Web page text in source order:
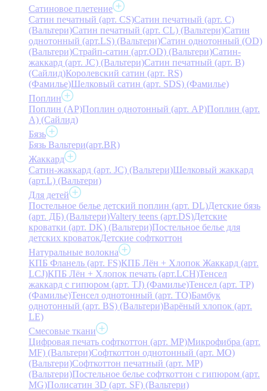
Сатиновое плетение
Сатин печатный (арт. СS)Сатин печатный (арт. С)
(Вальтери)Сатин печатный (арт. СL) (Вальтери)Сатин
однотонный (арт.LS) (Вальтери)Сатин однотонный (OD)
(Вальтери)Страйп-сатин (арт.OD) (Вальтери)Сатин-
жаккард (арт. JC) (Вальтери)Сатин печатный (арт. В)
(Сайлид)Королевский сатин (арт. RS)
(Фамилье)Шелковый сатин (арт. SDS) (Фамилье)
Поплин
Поплин (AP)Поплин однотонный (арт. AP)Поплин (арт.
А) (Сайлид)
Бязь
Бязь Вальтери(арт.BR)
Жаккард
Сатин-жаккард (арт. JC) (Вальтери)Шелковый жаккард
(арт.L) (Вальтери)
Для детей
Постельное белье детский поплин (арт. DL)Детские бязь
(арт. ДБ) (Вальтери)Valtery teens (арт.DS)Детские
кроватки (арт. DK) (Вальтери)Постельное белье для
детских кроватокДетские софткоттон
Натуральные волокна
КПБ Фланель (арт. FS)КПБ Лён + Хлопок Жаккард (арт.
LCJ)КПБ Лён + Хлопок печать (арт.LCH)Тенсел
жаккард с гипюром (арт. TJ) (Фамилье)Тенсел (арт. ТР)
(Фамилье)Тенсел однотонный (арт. TO)Бамбук
однотонный (арт. BS) (Вальтери)Варёный хлопок (арт.
LE)
Смесовые ткани
Цифровая печать софткоттон (арт. MP)Микрофибра (арт.
MF) (Вальтери)Софткоттон однотонный (арт. MO)
(Вальтери)Софткоттон печатный (арт. MР)
(Вальтери)Постельное белье софткоттон с гипюром (арт.
MG)Полисатин 3D (арт. SF) (Вальтери)